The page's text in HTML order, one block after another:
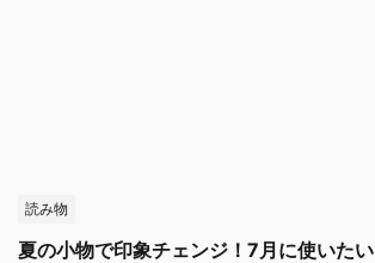
読み物
夏の小物で印象チェンジ！7月に使いたい